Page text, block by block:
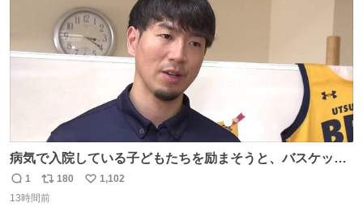
病気で入院している子どもたちを励まそうと、バスケット
ボール・宇都宮ブレックスに所属する比江島慎選手が下野
市の病院を訪問して交流しました。
返
信
1
リ
ポ
180
い
1,102
13時間前